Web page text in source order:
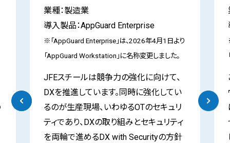
業種：製造業
導入製品：AppGuard Enterprise
※「AppGuard Enterprise」は、2026年4月1日より
「AppGuard Workstation」に名称変更しました。
JFEスチールは競争力の強化に向けて、
DXを推進しています。同時に強化してい
るのが生産現場、いわゆるOTのセキュリ
ティであり、DXの取り組みとセキュリティ
を両輪で進めるDX with Securityの方針